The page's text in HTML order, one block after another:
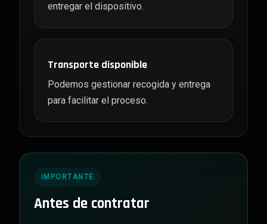
entregar el dispositivo.
Transporte disponible
Podemos gestionar recogida y entrega
para facilitar el proceso.
IMPORTANTE
Antes de contratar